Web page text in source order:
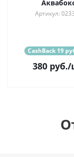
Артикул:
CashBack 19
380 руб./